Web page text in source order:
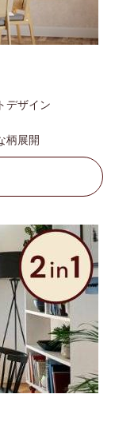
デザイン
柄展開